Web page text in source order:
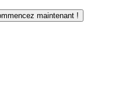
maintenant !